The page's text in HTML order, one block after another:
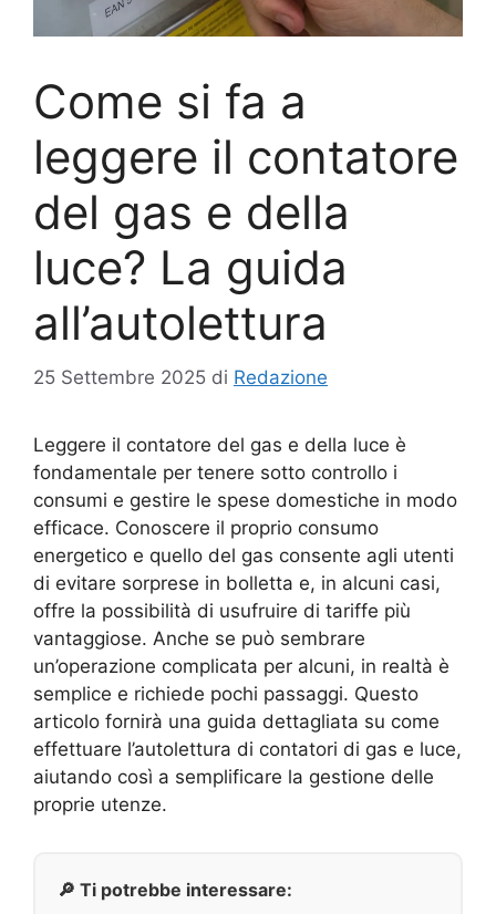
Come si fa a
leggere il contatore
del gas e della
luce? La guida
all’autolettura
25 Settembre 2025 di Redazione
Leggere il contatore del gas e della luce è
fondamentale per tenere sotto controllo i
consumi e gestire le spese domestiche in modo
efficace. Conoscere il proprio consumo
energetico e quello del gas consente agli utenti
di evitare sorprese in bolletta e, in alcuni casi,
offre la possibilità di usufruire di tariffe più
vantaggiose. Anche se può sembrare
un’operazione complicata per alcuni, in realtà è
semplice e richiede pochi passaggi. Questo
articolo fornirà una guida dettagliata su come
effettuare l’autolettura di contatori di gas e luce,
aiutando così a semplificare la gestione delle
proprie utenze.
🔎 Ti potrebbe interessare: